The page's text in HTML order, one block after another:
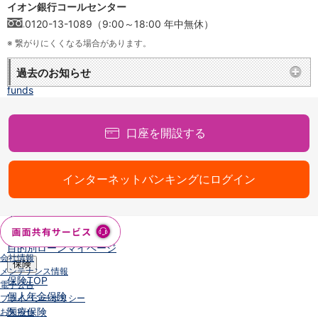
iDeCo・国民年金基金
iDeCo（個人型確定拠出年金）
国民年金基金
ロボアドバイザークラウドファンディングTOP
WealthNavi for イオン銀行（ロボアドバイザー）
funds
新規お借入れの方
お借換えの方
リ・バース60
カードローン
目的別ローン
目的別ローンマイページ
保険
保険TOP
個人年金保険
医療保険
イオン銀行コールセンター
0120-13-1089（9:00～18:00 年中無休）
※ 繋がりにくくなる場合があります。
過去のお知らせ
口座を開設する
インターネットバンキングにログイン
会社情報
メンテナンス情報
電子公告
プライバシーポリシー
お知らせ